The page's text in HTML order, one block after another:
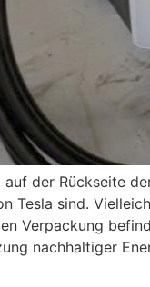
der Rückseite
Tesla sind.
Verpackung
nachhaltiger